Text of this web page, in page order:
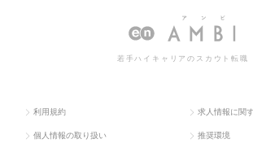
ンス） 情報一覧
若手ハイキャリアのスカウト転職
利用規約 求人情報に関
個人情報の取り扱い 推奨環境